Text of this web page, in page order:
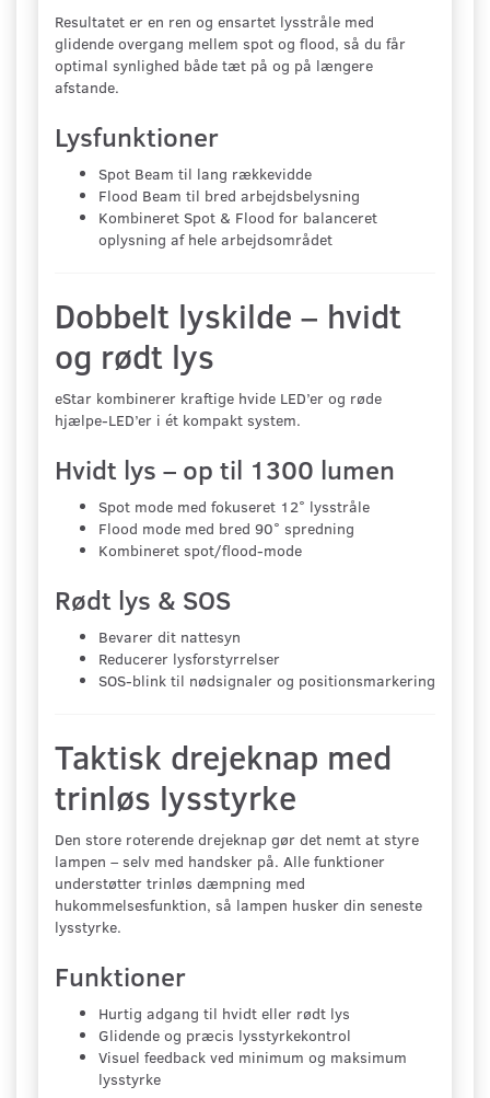
Resultatet er en ren og ensartet lysstråle med
glidende overgang mellem spot og flood, så du får
optimal synlighed både tæt på og på længere
afstande.
Lysfunktioner
Spot Beam til lang rækkevidde
Flood Beam til bred arbejdsbelysning
Kombineret Spot & Flood for balanceret
oplysning af hele arbejdsområdet
Dobbelt lyskilde – hvidt
og rødt lys
eStar kombinerer kraftige hvide LED’er og røde
hjælpe-LED’er i ét kompakt system.
Hvidt lys – op til 1300 lumen
Spot mode med fokuseret 12° lysstråle
Flood mode med bred 90° spredning
Kombineret spot/flood-mode
Rødt lys & SOS
Bevarer dit nattesyn
Reducerer lysforstyrrelser
SOS-blink til nødsignaler og positionsmarkering
Taktisk drejeknap med
trinløs lysstyrke
Den store roterende drejeknap gør det nemt at styre
lampen – selv med handsker på. Alle funktioner
understøtter trinløs dæmpning med
hukommelsesfunktion, så lampen husker din seneste
lysstyrke.
Funktioner
Hurtig adgang til hvidt eller rødt lys
Glidende og præcis lysstyrkekontrol
Visuel feedback ved minimum og maksimum
lysstyrke